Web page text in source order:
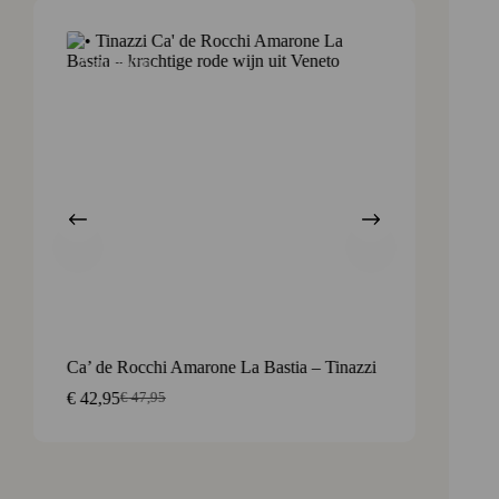
Aanbieding
Ca’ de Rocchi Amarone La Bastia – Tinazzi
€47,95
Oorspronkelijke
€ 42,95Huidige